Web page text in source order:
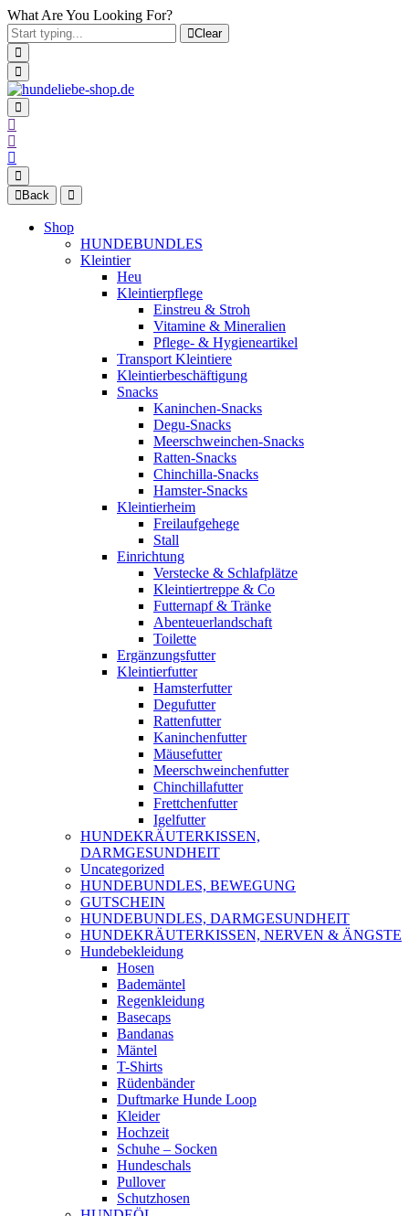
What Are You Looking For?
Clear
Back
Shop
HUNDEBUNDLES
Kleintier
Heu
Kleintierpflege
Einstreu & Stroh
Vitamine & Mineralien
Pflege- & Hygieneartikel
Transport Kleintiere
Kleintierbeschäftigung
Snacks
Kaninchen-Snacks
Degu-Snacks
Meerschweinchen-Snacks
Ratten-Snacks
Chinchilla-Snacks
Hamster-Snacks
Kleintierheim
Freilaufgehege
Stall
Einrichtung
Verstecke & Schlafplätze
Kleintiertreppe & Co
Futternapf & Tränke
Abenteuerlandschaft
Toilette
Ergänzungsfutter
Kleintierfutter
Hamsterfutter
Degufutter
Rattenfutter
Kaninchenfutter
Mäusefutter
Meerschweinchenfutter
Chinchillafutter
Frettchenfutter
Igelfutter
HUNDEKRÄUTERKISSEN,
DARMGESUNDHEIT
Uncategorized
HUNDEBUNDLES, BEWEGUNG
GUTSCHEIN
HUNDEBUNDLES, DARMGESUNDHEIT
HUNDEKRÄUTERKISSEN, NERVEN & ÄNGSTE
Hundebekleidung
Hosen
Bademäntel
Regenkleidung
Basecaps
Bandanas
Mäntel
T-Shirts
Rüdenbänder
Duftmarke Hunde Loop
Kleider
Hochzeit
Schuhe – Socken
Hundeschals
Pullover
Schutzhosen